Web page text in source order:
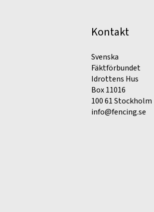
Kontakt
Svenska
Fäktförbundet
Idrottens Hus
Box 11016
100 61 Stockholm
info@fencing.se